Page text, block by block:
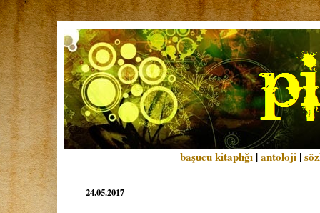
başucu kitaplığı |antoloji |
24.05.2017